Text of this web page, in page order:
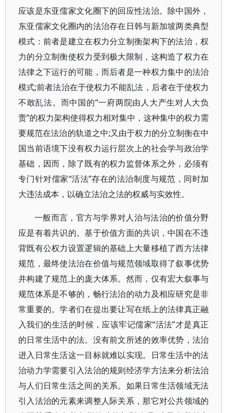
应该是东亚儒家文化圈下的回应性法治。除中国外，
东亚儒家文化圈内的法治存在日韩与新加坡两类典型
模式：前者是建立在权力分立制衡架构下的法治，权
力的分立制衡使权力受到极大限制，这构造了权力在
法律之下运行的可能，而后者是一种权力集中的法治
模式;前者法治在于使权力不能乱法，后者在于使权力
不敢乱法。而中国的“一府两院由人大产生对人大负
责”的权力架构使得权力相对集中，这种集中的权力需
要规范在法治的轨道之中;又由于权力的分立制衡在中
国当前语境下没有权力运行层次上的社会学与政治学
基础，因而，除了既有的权力监督体系之外，必须有
专门针对儒家“活法”存在的法治制度与规范，同时加
大违法成本，以确立法治之法的权威与实效性。
一般而言，官方与学界对人治与法治的价值分野
应是有着共识的。基于价值方面的共识，中国在不违
背既有公权力设置逻辑的基础上大量移植了西方法律
规范，最终使法治在价值与规范领域取得了叙事优势
并构建了规范上的庞大体系。然而，仅有宏大叙事与
规范体系是不够的，畅行法治的动力及相应研究是非
常重要的。学者们在提出要让写在纸上的法律真正融
入我们的生活的时候，应该牢记儒家“活法”才是真正
的日常生活中的法。没有前文所述的效率优势，法治
进入日常生活这一目标就难以实现。日常生活中的法
治动力学需要引入法治的规则经济学方法来分析法治
与人们日常生活之间的关系。如果日常生活领域无法
引入法治的元素来调整人际关系，那它对公共领域的